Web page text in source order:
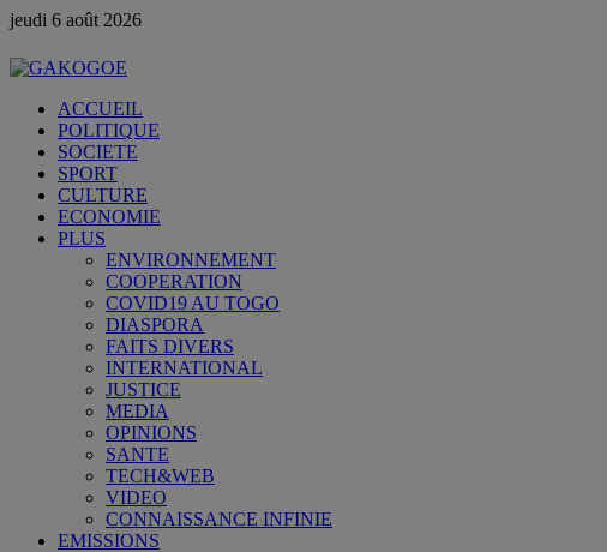
jeudi 6 août 2026
ACCUEIL
POLITIQUE
SOCIETE
SPORT
CULTURE
ECONOMIE
PLUS
ENVIRONNEMENT
COOPERATION
COVID19 AU TOGO
DIASPORA
FAITS DIVERS
INTERNATIONAL
JUSTICE
MEDIA
OPINIONS
SANTE
TECH&WEB
VIDEO
CONNAISSANCE INFINIE
EMISSIONS